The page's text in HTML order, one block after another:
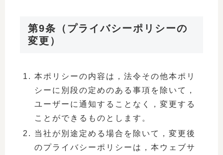
第9条（プライバシーポリシーの
変更）
本ポリシーの内容は，法令その他本ポリ
シーに別段の定めのある事項を除いて，
ユーザーに通知することなく，変更する
ことができるものとします。
当社が別途定める場合を除いて，変更後
のプライバシーポリシーは，本ウェブサ